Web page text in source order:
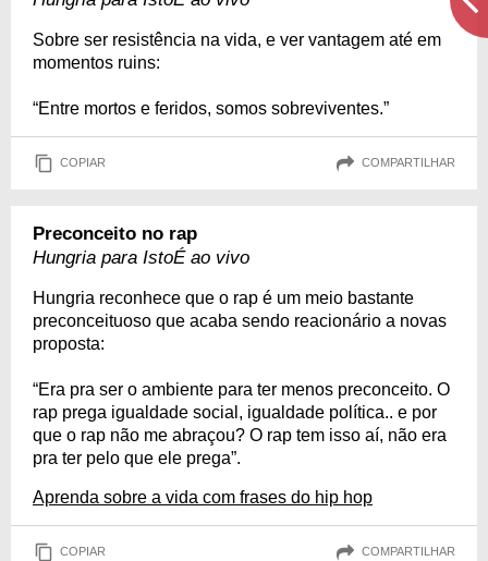
Sobre ser resistência na vida, e ver vantagem até em
momentos ruins:
“Entre mortos e feridos, somos sobreviventes.”
COPIAR COMPARTILHAR
Preconceito no rap
Hungria para IstoÉ ao vivo
Hungria reconhece que o rap é um meio bastante
preconceituoso que acaba sendo reacionário a novas
proposta:
“Era pra ser o ambiente para ter menos preconceito. O
rap prega igualdade social, igualdade política.. e por
que o rap não me abraçou? O rap tem isso aí, não era
pra ter pelo que ele prega”.
Aprenda sobre a vida com frases do hip hop
COPIAR COMPARTILHAR